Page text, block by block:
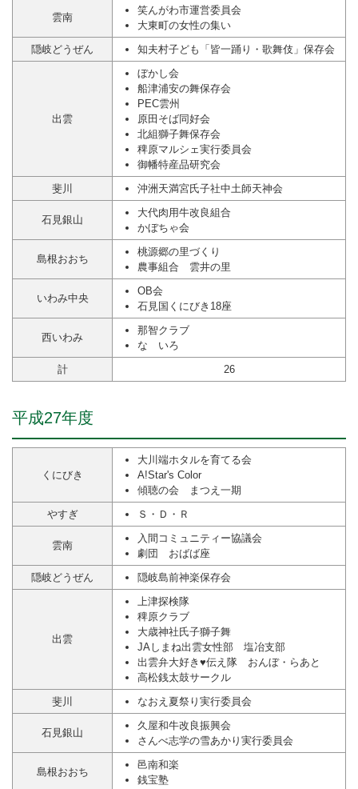
雲南
笑んがわ市運営委員会
大東町の女性の集い
隠岐どうぜん
知夫村子ども「皆一踊り・歌舞伎」保存会
出雲
ぼかし会
船津浦安の舞保存会
PEC雲州
原田そば同好会
北組獅子舞保存会
稗原マルシェ実行委員会
御幡特産品研究会
斐川
沖洲天満宮氏子社中土師天神会
石見銀山
大代肉用牛改良組合
かぼちゃ会
島根おおち
桃源郷の里づくり
農事組合 雲井の里
いわみ中央
OB会
石見国くにびき18座
西いわみ
那智クラブ
なゝいろ
計
26
平成27年度
くにびき
大川端ホタルを育てる会
A!Star's Color
傾聴の会 まつえ一期
やすぎ
Ｓ・Ｄ・Ｒ
雲南
入間コミュニティー協議会
劇団 おばば座
隠岐どうぜん
隠岐島前神楽保存会
出雲
上津探検隊
稗原クラブ
大歳神社氏子獅子舞
JAしまね出雲女性部 塩冶支部
出雲弁大好き♥伝え隊 おんぼ・らあと
高松銭太鼓サークル
斐川
なおえ夏祭り実行委員会
石見銀山
久屋和牛改良振興会
さんべ志学の雪あかり実行委員会
島根おおち
邑南和楽
銭宝塾